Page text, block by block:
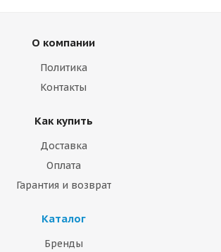
О компании
Политика
Контакты
Как купить
Доставка
Оплата
Гарантия и возврат
Каталог
Бренды